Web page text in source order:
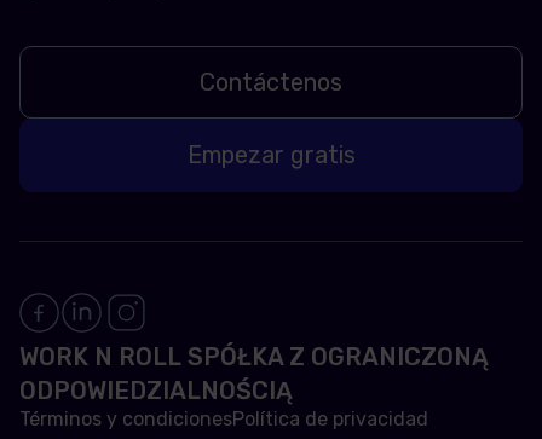
Contáctenos
Empezar gratis
WORK N ROLL SPÓŁKA Z OGRANICZONĄ
ODPOWIEDZIALNOŚCIĄ
Términos y condicionesPolítica de privacidad